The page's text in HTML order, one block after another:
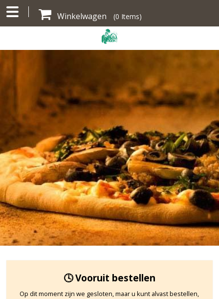
Winkelwagen (0 Items)
🕓 Vooruit bestellen
Op dit moment zijn we gesloten, maar u kunt alvast bestellen,